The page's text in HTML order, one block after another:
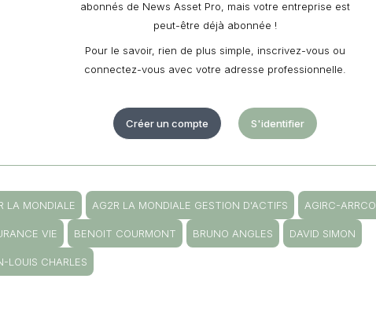
abonnés de News Asset Pro, mais votre entreprise est
peut-être déjà abonnée !
Pour le savoir, rien de plus simple, inscrivez-vous ou
connectez-vous avec votre adresse professionnelle.
Créer un compte S'identifier
LA MONDIALE AG2R LA MONDIALE GESTION D'ACTIFS AGIRC-ARRCO
VIE BENOIT COURMONT BRUNO ANGLES DAVID SIMON
LOUIS CHARLES